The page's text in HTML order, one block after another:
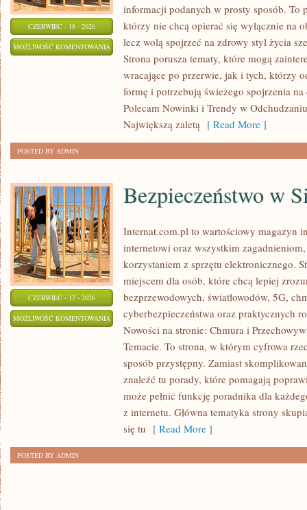
CZERWIEC - 18 - 2026
MOŻLIWOŚĆ KOMENTOWANIA HISTORIE
SUKCESU
informacji podanych w prosty sposób. To
którzy nie chcą opierać się wyłącznie na
lecz wolą spojrzeć na zdrowy styl życia
Strona porusza tematy, które mogą
wracające po przerwie, jak i tych, którzy
formę i potrzebują świeżego spojrzenia
Polecam Nowinki i Trendy w
Największą zaletą [ Read More ]
POSTED BY ADMIN
CZERWIEC - 17 - 2026
MOŻLIWOŚĆ KOMENTOWANIA BEZPIECZEŃSTWO
SIECI
Bezpieczeństwo w
Internat.com.pl to wartościowy magazyn
internetowi oraz wszystkim
korzystaniem z sprzętu elektronicznego.
miejscem dla osób, które chcą lepiej
bezprzewodowych, światłowodów, 5G,
cyberbezpieczeństwa oraz praktycznych
Nowości na stronie: Chmura i
Temacie. To strona, w którym cyfrowa
sposób przystępny. Zamiast
znaleźć tu porady, które pomagają
może pełnić funkcję poradnika dla
z internetu. Główna tematyka strony
się tu [ Read More ]
POSTED BY ADMIN